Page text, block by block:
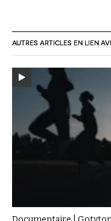
AUTRES ARTICLES EN LIEN